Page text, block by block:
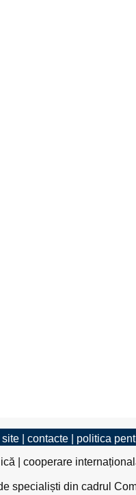
site| contacte| politica
cooperare
specialiști din cadrul